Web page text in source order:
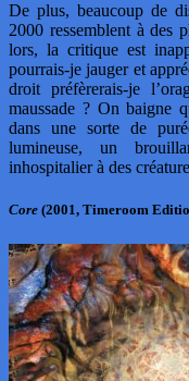
De plus, beaucoup de
2000 ressemblent à des
lors, la critique est
pourrais-je jauger et
droit préfèrerais-je
maussade ? On baigne
dans une sorte de
lumineuse, un
inhospitalier à des
Core (2001, Timeroom